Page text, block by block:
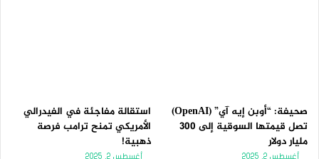
صحيفة: “أوبن إيه آي” (OpenAI)
تصل قيمتها السوقية إلى 300
مليار دولار
أغسطس 2, 2025
استقالة مفاجئة في الفيدرالي
الأمريكي تمنح ترامب فرصة
ذهبية!
أغسطس 2, 2025